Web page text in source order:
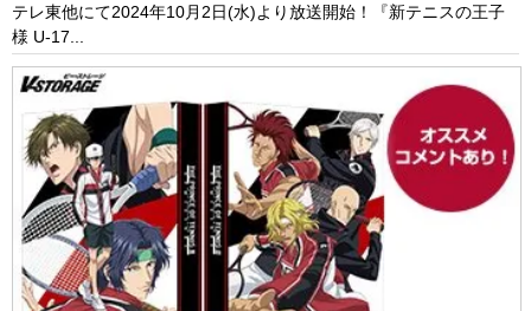
テレ東他にて2024年10月2日(水)より放送開始！『新テニスの王子
様 U-17...